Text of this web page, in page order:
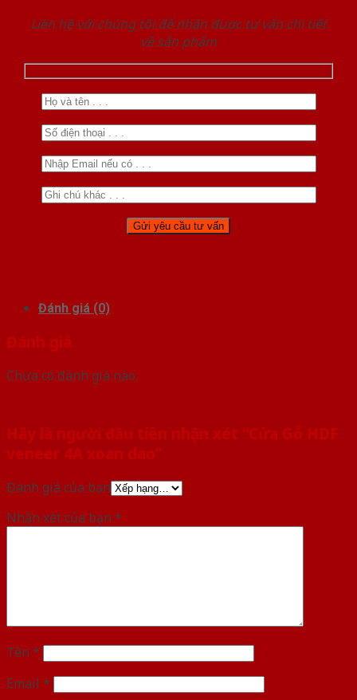
Liên hệ với chúng tôi để nhận được tư vấn chi tiết
về sản phẩm
Đánh giá (0)
Đánh giá
Chưa có đánh giá nào.
Hãy là người đầu tiên nhận xét “Cửa Gỗ HDF
veneer 4A xoan dao”
Đánh giá của bạn
Nhận xét của bạn *
Tên *
Email *